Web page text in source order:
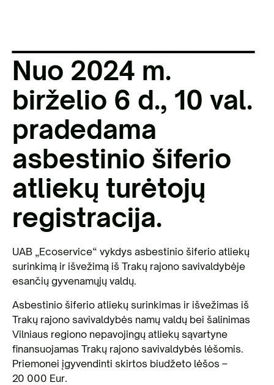
Nuo 2024 m.
birželio 6 d., 10 val.
pradedama
asbestinio šiferio
atliekų turėtojų
registracija.
UAB „Ecoservice“ vykdys asbestinio šiferio atliekų
surinkimą ir išvežimą iš Trakų rajono savivaldybėje
esančių gyvenamųjų valdų.
Asbestinio šiferio atliekų surinkimas ir išvežimas iš
Trakų rajono savivaldybės namų valdų bei šalinimas
Vilniaus regiono nepavojingų atliekų sąvartyne
finansuojamas Trakų rajono savivaldybės lėšomis.
Priemonei įgyvendinti skirtos biudžeto lėšos –
20 000 Eur.